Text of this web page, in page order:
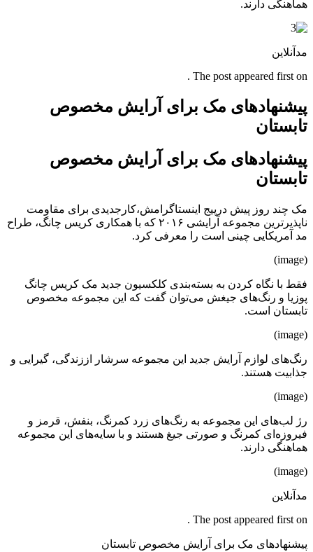
هماهنگی دارند.
مدآنلاین
The post appeared first on .
پیشنهادهای مک برای آرایش مخصوص
تابستان
پیشنهادهای مک برای آرایش مخصوص
تابستان
مک چند روز پیش درپیج اینستاگرامش،کارجدیدی برای مقاومت
ناپذیرترین مجموعه آرایشی ۲۰۱۶ که با همکاری کریس چانگ، طراح
مد آمریکایی چینی است را معرفی کرد.
(image)
فقط با نگاه کردن به بسته‌بندی کلکسیون جدید مک کریس چانگ
پوزیا و رنگ‌های جیغش می‌توان گفت که این مجموعه مخصوص
تابستان است.
(image)
رنگ‌های لوازم آرایش جدید این مجموعه سرشار اززندگی، گیرایی و
جذابیت هستند.
(image)
رژ لب‌های این مجموعه به رنگ‌های زرد کمرنگ، بنفش، قرمز و
فیروزه‌ای کمرنگ و صورتی جیغ هستند و با سایه‌های این مجموعه
هماهنگی دارند.
(image)
مدآنلاین
The post appeared first on .
پیشنهادهای مک برای آرایش مخصوص تابستان